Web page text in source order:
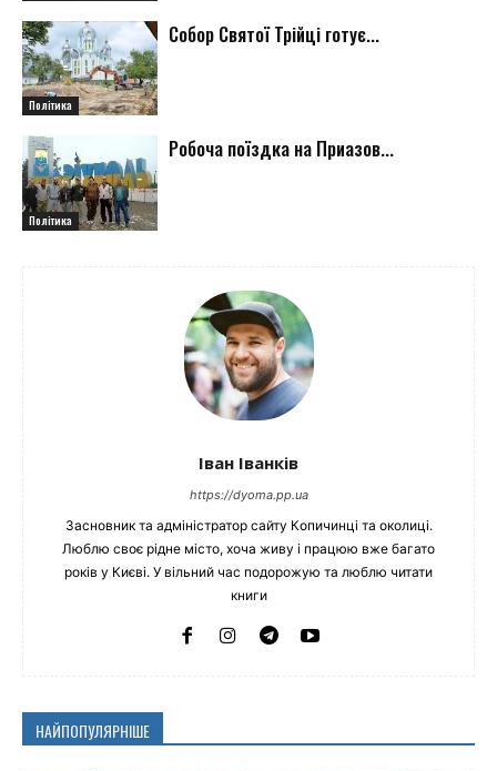
Політика
Собор Святої Трійці готує...
Політика
Робоча поїздка на Приазов...
Іван Іванків
https://dyoma.pp.ua
Засновник та адміністратор сайту Копичинці та околиці.
Люблю своє рідне місто, хоча живу і працюю вже багато
років у Києві. У вільний час подорожую та люблю читати
книги
НАЙПОПУЛЯРНІШЕ